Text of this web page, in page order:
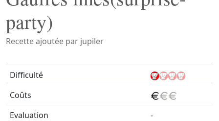
party)
Recette ajoutée par jupiler
Difficulté
Coûts
Evaluation
-